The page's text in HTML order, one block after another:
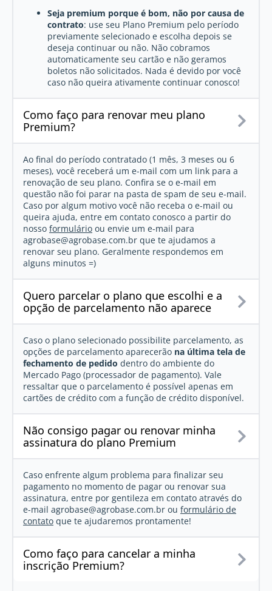
Seja premium porque é bom, não por causa de
contrato: use seu Plano Premium pelo período
previamente selecionado e escolha depois se
deseja continuar ou não. Não cobramos
automaticamente seu cartão e não geramos
boletos não solicitados. Nada é devido por você
caso não queira ativamente continuar conosco!
Como faço para renovar meu plano
Premium?
Ao final do período contratado (1 mês, 3 meses ou 6
meses), você receberá um e-mail com um link para a
renovação de seu plano. Confira se o e-mail em
questão não foi parar na pasta de spam de seu e-mail.
Caso por algum motivo você não receba o e-mail ou
queira ajuda, entre em contato conosco a partir do
nosso formulário ou envie um e-mail para
agrobase@agrobase.com.br que te ajudamos a
renovar seu plano. Geralmente respondemos em
alguns minutos =)
Quero parcelar o plano que escolhi e a
opção de parcelamento não aparece
Caso o plano selecionado possibilite parcelamento, as
opções de parcelamento aparecerão na última tela de
fechamento de pedido dentro do ambiente do
Mercado Pago (processador de pagamento). Vale
ressaltar que o parcelamento é possível apenas em
cartões de crédito com a função de crédito disponível.
Não consigo pagar ou renovar minha
assinatura do plano Premium
Caso enfrente algum problema para finalizar seu
pagamento no momento de pagar ou renovar sua
assinatura, entre por gentileza em contato através do
e-mail agrobase@agrobase.com.br ou formulário de
contato que te ajudaremos prontamente!
Como faço para cancelar a minha
inscrição Premium?